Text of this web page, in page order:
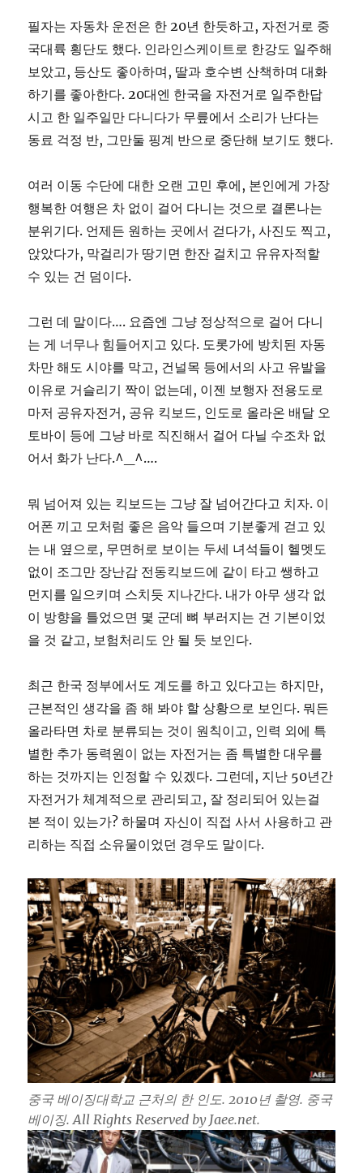
필자는 자동차 운전은 한 20년 한듯하고, 자전거로 중
국대륙 횡단도 했다. 인라인스케이트로 한강도 일주해
보았고, 등산도 좋아하며, 딸과 호수변 산책하며 대화
하기를 좋아한다. 20대엔 한국을 자전거로 일주한답
시고 한 일주일만 다니다가 무릎에서 소리가 난다는
동료 걱정 반, 그만둘 핑계 반으로 중단해 보기도 했다.
여러 이동 수단에 대한 오랜 고민 후에, 본인에게 가장
행복한 여행은 차 없이 걸어 다니는 것으로 결론나는
분위기다. 언제든 원하는 곳에서 걷다가, 사진도 찍고,
앉았다가, 막걸리가 땅기면 한잔 걸치고 유유자적할
수 있는 건 덤이다.
그런 데 말이다…. 요즘엔 그냥 정상적으로 걸어 다니
는 게 너무나 힘들어지고 있다. 도롯가에 방치된 자동
차만 해도 시야를 막고, 건널목 등에서의 사고 유발을
이유로 거슬리기 짝이 없는데, 이젠 보행자 전용도로
마저 공유자전거, 공유 킥보드, 인도로 올라온 배달 오
토바이 등에 그냥 바로 직진해서 걸어 다닐 수조차 없
어서 화가 난다.^_^….
뭐 넘어져 있는 킥보드는 그냥 잘 넘어간다고 치자. 이
어폰 끼고 모처럼 좋은 음악 들으며 기분좋게 걷고 있
는 내 옆으로, 무면허로 보이는 두세 녀석들이 헬멧도
없이 조그만 장난감 전동킥보드에 같이 타고 쌩하고
먼지를 일으키며 스치듯 지나간다. 내가 아무 생각 없
이 방향을 틀었으면 몇 군데 뼈 부러지는 건 기본이었
을 것 같고, 보험처리도 안 될 듯 보인다.
최근 한국 정부에서도 계도를 하고 있다고는 하지만,
근본적인 생각을 좀 해 봐야 할 상황으로 보인다. 뭐든
올라타면 차로 분류되는 것이 원칙이고, 인력 외에 특
별한 추가 동력원이 없는 자전거는 좀 특별한 대우를
하는 것까지는 인정할 수 있겠다. 그런데, 지난 50년간
자전거가 체계적으로 관리되고, 잘 정리되어 있는걸
본 적이 있는가? 하물며 자신이 직접 사서 사용하고 관
리하는 직접 소유물이었던 경우도 말이다.
중국 베이징대학교 근처의 한 인도. 2010년 촬영. 중국
베이징. All Rights Reserved by Jaee.net.